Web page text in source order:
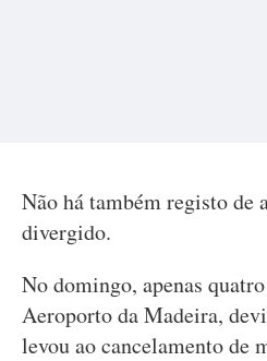
Não há também registo de
divergido.
No domingo, apenas
Aeroporto da Madeira,
levou ao cancelamento de